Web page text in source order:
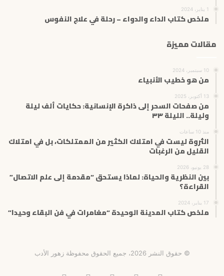
1 يناير، 2024
ملخص كتاب الداء والدواء – رحلة في علاج النفوس
مقالات مميزة
10 سبتمبر، 2024
من هو خطيب الأنبياء
13 أكتوبر، 2025
من صفحات السحر إلى ذاكرة الإنسانية: حكايات ألف ليلة
وليلة.. الليلة ٣٣
منذ 10 ساعات
الثروة ليست في امتلاك الكثير من الممتلكات، بل في امتلاك
القليل من الرغبات
28 يونيو، 2026
بين النظرية والحياة: لماذا يستحق “مقدمة إلى علم الاتصال”
القراءة؟
17 يناير، 2024
ملخص كتاب المدينة الوحيدة “مغامرات في فن البقاء وحيدا”
© حقوق النشر 2026، جميع الحقوق محفوظة زهور الأدب